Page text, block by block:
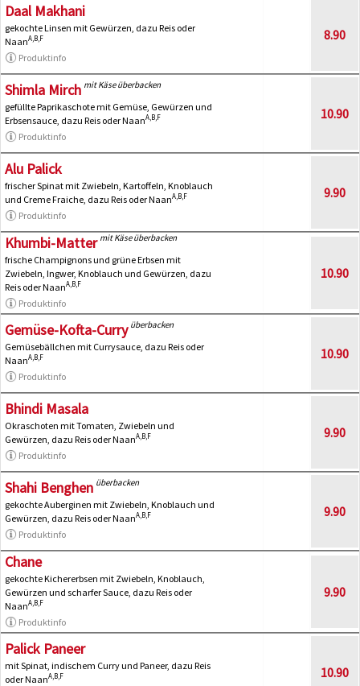
Daal Makhani
gekochte Linsen mit Gewürzen, dazu Reis oder
NaanA,B,F
Produktinfo
8.90
Shimla Mirch mit Käse überbacken
gefüllte Paprikaschote mit Gemüse, Gewürzen und
Erbsensauce, dazu Reis oder NaanA,B,F
Produktinfo
10.90
Alu Palick
frischer Spinat mit Zwiebeln, Kartoffeln, Knoblauch
und Creme Fraiche, dazu Reis oder NaanA,B,F
Produktinfo
9.90
Khumbi-Matter mit Käse überbacken
frische Champignons und grüne Erbsen mit
Zwiebeln, Ingwer, Knoblauch und Gewürzen, dazu
Reis oder NaanA,B,F
Produktinfo
10.90
Gemüse-Kofta-Curry überbacken
Gemüsebällchen mit Currysauce, dazu Reis oder
NaanA,B,F
Produktinfo
10.90
Bhindi Masala
Okraschoten mit Tomaten, Zwiebeln und
Gewürzen, dazu Reis oder NaanA,B,F
Produktinfo
9.90
Shahi Benghen überbacken
gekochte Auberginen mit Zwiebeln, Knoblauch und
Gewürzen, dazu Reis oder NaanA,B,F
Produktinfo
9.90
Chane
gekochte Kichererbsen mit Zwiebeln, Knoblauch,
Gewürzen und scharfer Sauce, dazu Reis oder
NaanA,B,F
Produktinfo
9.90
Palick Paneer
mit Spinat, indischem Curry und Paneer, dazu Reis
oder NaanA,B,F 10.90